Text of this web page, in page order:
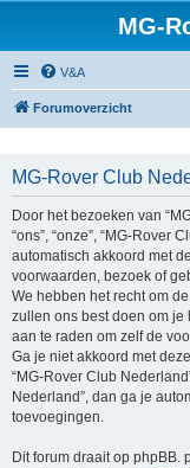
MG-
V&A
Forumoverzicht
MG-Rover Club
Door het bezoeken van
“ons”, “onze”, “MG-Rover
automatisch akkoord met
voorwaarden, bezoek of
We hebben het recht om
zullen ons best doen om
aan te raden om zelf de
Ga je niet akkoord met
“MG-Rover Club
Nederland”, dan ga je
toevoegingen.
Dit forum draait op